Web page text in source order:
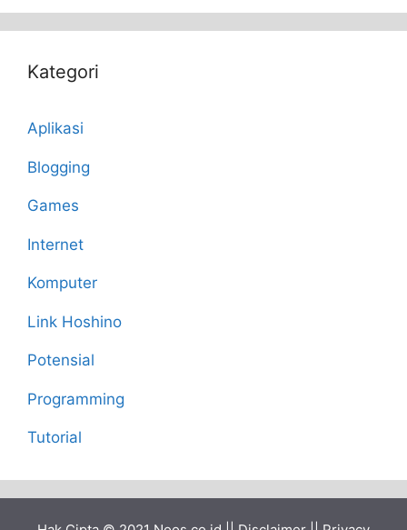
Kategori
Aplikasi
Blogging
Games
Internet
Komputer
Link Hoshino
Potensial
Programming
Tutorial